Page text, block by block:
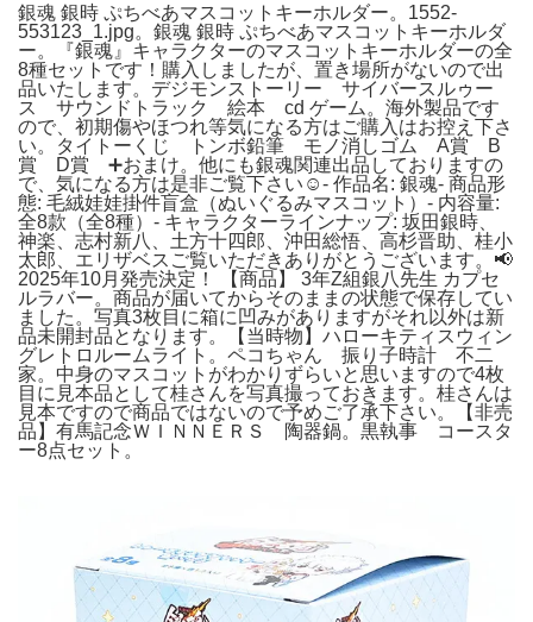
銀魂 銀時 ぷちべあマスコットキーホルダー。1552-
553123_1.jpg。銀魂 銀時 ぷちべあマスコットキーホルダ
ー。『銀魂』キャラクターのマスコットキーホルダーの全
8種セットです！購入しましたが、置き場所がないので出
品いたします。デジモンストーリー サイバースルゥー
ス サウンドトラック 絵本 cd ゲーム。海外製品です
ので、初期傷やほつれ等気になる方はご購入はお控え下さ
い。タイトーくじ トンボ鉛筆 モノ消しゴム A賞 B
賞 D賞 ➕おまけ。他にも銀魂関連出品しておりますの
で、気になる方は是非ご覧下さい☺︎- 作品名: 銀魂- 商品形
態: 毛絨娃娃掛件盲盒（ぬいぐるみマスコット）- 内容量:
全8款（全8種）- キャラクターラインナップ: 坂田銀時、
神楽、志村新八、土方十四郎、沖田総悟、高杉晋助、桂小
太郎、エリザベスご覧いただきありがとうございます。📢
2025年10月発売決定！ 【商品】 3年Z組銀八先生 カプセ
ルラバー。商品が届いてからそのままの状態で保存してい
ました。写真3枚目に箱に凹みがありますがそれ以外は新
品未開封品となります。【当時物】ハローキティスウィン
グレトロルームライト。ペコちゃん 振り子時計 不二
家。中身のマスコットがわかりずらいと思いますので4枚
目に見本品として桂さんを写真撮っておきます。桂さんは
見本ですので商品ではないので予めご了承下さい。【非売
品】有馬記念ＷＩＮＮＥＲＳ 陶器鍋。黒執事 コースタ
ー8点セット。